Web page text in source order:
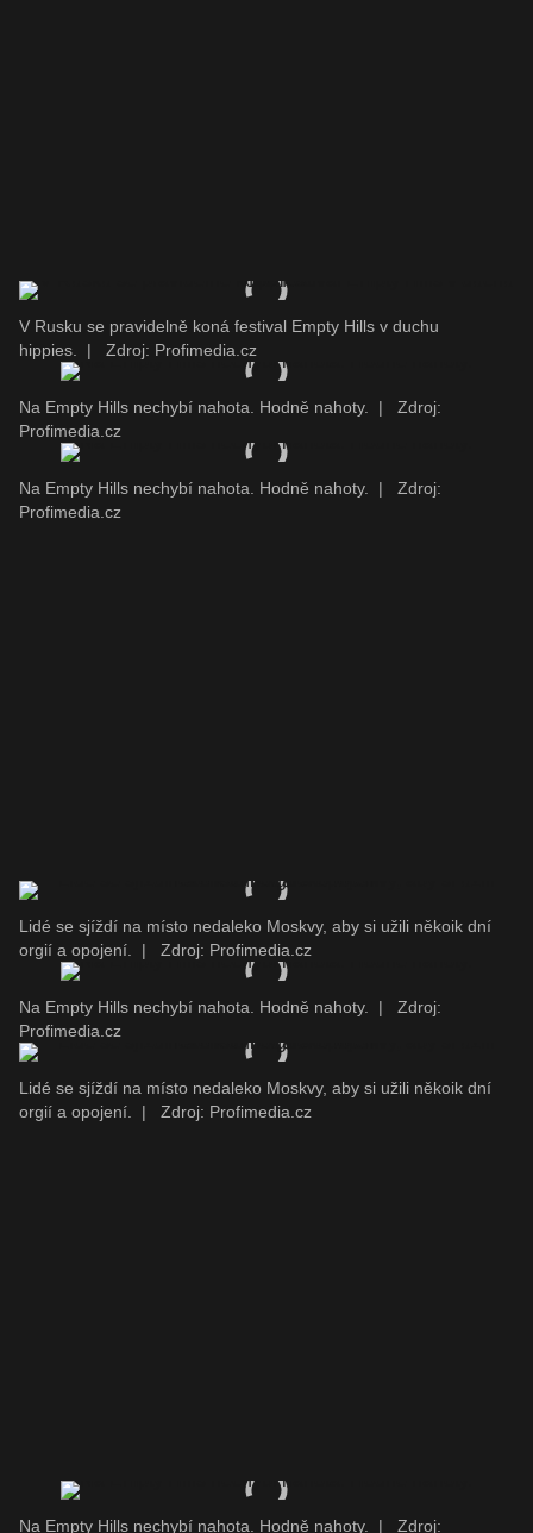
V Rusku se pravidelně koná festival Empty Hills v duchu
hippies.
| Zdroj: Profimedia.cz
Na Empty Hills nechybí nahota. Hodně nahoty. |
Zdroj:
Profimedia.cz
Na Empty Hills nechybí nahota. Hodně nahoty. |
Zdroj:
Profimedia.cz
Lidé se sjíždí na místo nedaleko Moskvy, aby si užili někoik dní
orgií a opojení.
| Zdroj: Profimedia.cz
Na Empty Hills nechybí nahota. Hodně nahoty. |
Zdroj:
Profimedia.cz
Lidé se sjíždí na místo nedaleko Moskvy, aby si užili někoik dní
orgií a opojení.
| Zdroj: Profimedia.cz
Na Empty Hills nechybí nahota. Hodně nahoty. | Zdroj: